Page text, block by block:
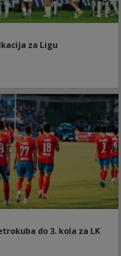
za Ligu
do 3. kola za LK